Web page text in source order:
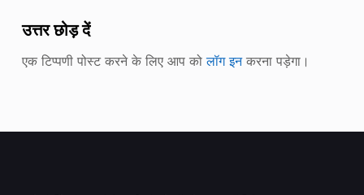
उत्तर छोड़ दें
एक टिप्पणी पोस्ट करने के लिए आप कोलॉग इनकरना पड़ेगा।